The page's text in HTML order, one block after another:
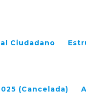
Ciudadano
(Cancelada)